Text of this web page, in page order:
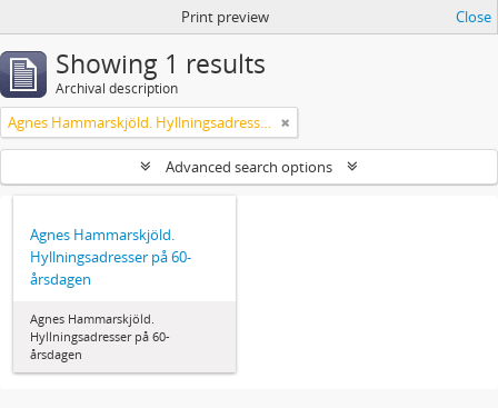
Print preview Close
Showing 1 results
Archival description
Agnes Hammarskjöld. Hyllningsadresser på 60-årsdagen
Advanced search options
Agnes Hammarskjöld.
Hyllningsadresser på 60-
årsdagen
Agnes Hammarskjöld.
Hyllningsadresser på 60-
årsdagen